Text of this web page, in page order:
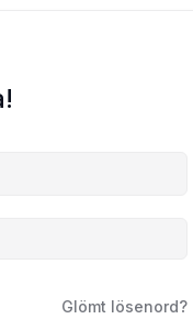
Glömt lösenord?